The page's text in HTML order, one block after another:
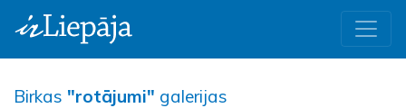
Birkas "rotājumi" galerijas